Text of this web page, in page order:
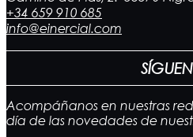
+34 659 910 685
info@einercial.com
Acompáñanos en nuestras
día de las novedades de